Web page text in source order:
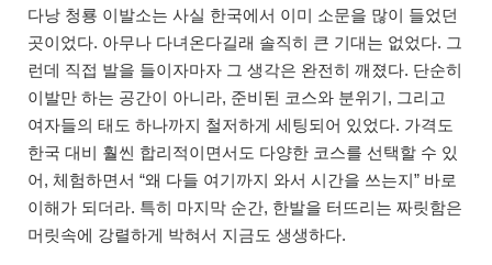
다낭 청룡 이발소는 사실 한국에서 이미 소문을 많이 들었던
곳이었다. 아무나 다녀온다길래 솔직히 큰 기대는 없었다. 그
런데 직접 발을 들이자마자 그 생각은 완전히 깨졌다. 단순히
이발만 하는 공간이 아니라, 준비된 코스와 분위기, 그리고
여자들의 태도 하나까지 철저하게 세팅되어 있었다. 가격도
한국 대비 훨씬 합리적이면서도 다양한 코스를 선택할 수 있
어, 체험하면서 “왜 다들 여기까지 와서 시간을 쓰는지” 바로
이해가 되더라. 특히 마지막 순간, 한발을 터뜨리는 짜릿함은
머릿속에 강렬하게 박혀서 지금도 생생하다.